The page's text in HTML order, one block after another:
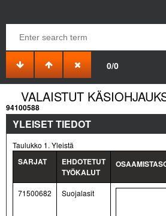
0/0
VALAISTUT
94100588
YLEISET TIEDOT
Taulukko 1. Yleistä
SARJAT
EHDOTETUT
TYÖKALUT
71500682 Suojalasit